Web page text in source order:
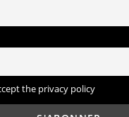
the privacy policy